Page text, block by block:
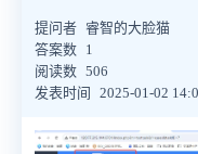
提问者 睿智的大脸猫
答案数 1
阅读数 506
发表时间
2025-01-02